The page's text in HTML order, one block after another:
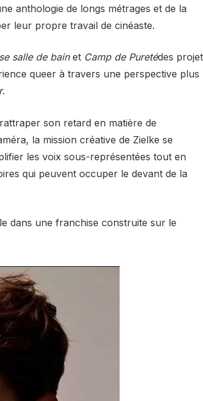
anthologie de longs métrages et de la
leur propre travail de cinéaste.
salle de bainet Camp de Puretédes
queer à travers une perspective plus
.
son retard en matière de
la mission créative de Zielke se
les voix sous-représentées tout en
qui peuvent occuper le devant de la
dans une franchise construite sur le